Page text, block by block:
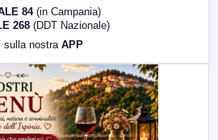
LabNews (replica)
84 (in Campania)
268 (DDT Nazionale)
sulla nostra APP